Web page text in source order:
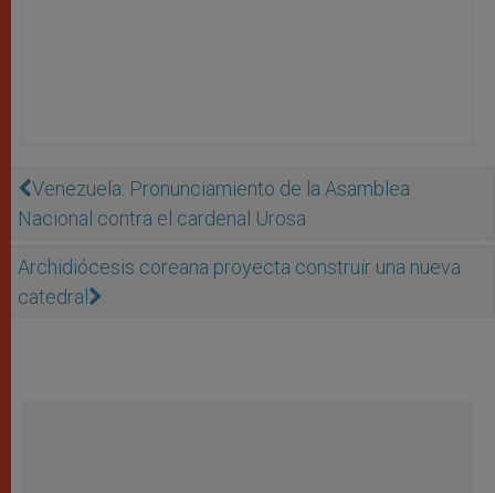
Venezuela: Pronunciamiento de la Asamblea
Nacional contra el cardenal Urosa
Archidiócesis coreana proyecta construir una nueva
catedral